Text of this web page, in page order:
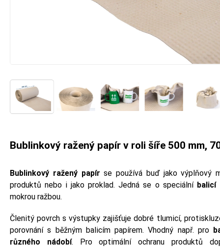
Bublinkový ražený papír v roli šíře 500 mm,
Bublinkový ražený papír se používá buď jako výplňový
produktů nebo i jako proklad. Jedná se o speciální balicí
mokrou ražbou.
Členitý povrch s výstupky zajišťuje dobré tlumicí,
porovnání s běžným balicím papírem. Vhodný např. pro
různého nádobí. Pro optimální ochranu produktů